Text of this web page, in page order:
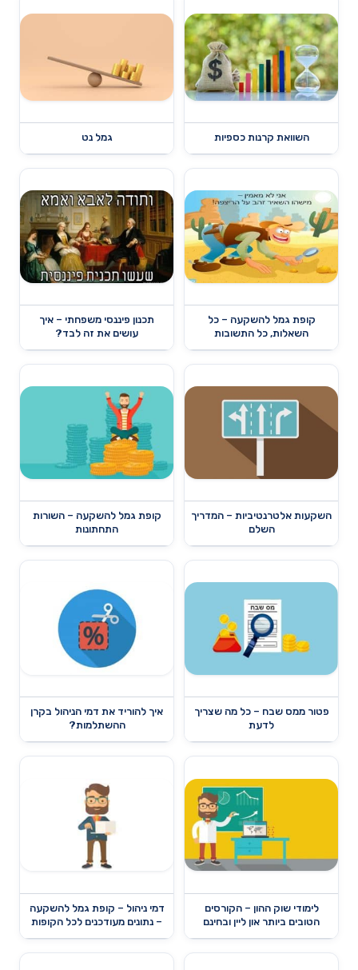
השוואת קרנות כספיות גמל נט
קופת גמל להשקעה – כל
השאלות, כל התשובות
תכנון פיננסי משפחתי – איך
עושים את זה לבד?
השקעות אלטרנטיביות – המדריך
השלם
קופת גמל להשקעה – השורות
התחתונות
פטור ממס שבח – כל מה שצריך
לדעת
איך להוריד את דמי הניהול בקרן
ההשתלמות?
לימודי שוק ההון – הקורסים
הטובים ביותר און ליין ובחינם
דמי ניהול – קופת גמל להשקעה
– נתונים מעודכנים לכל הקופות